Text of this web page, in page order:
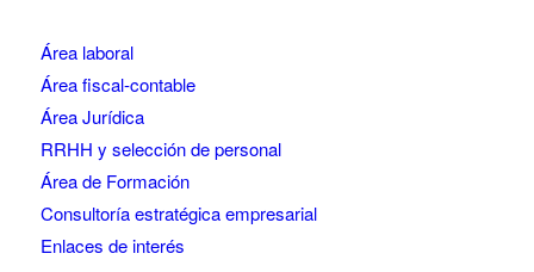
Área laboral
Área fiscal-contable
Área Jurídica
RRHH y selección de personal
Área de Formación
Consultoría estratégica empresarial
Enlaces de interés